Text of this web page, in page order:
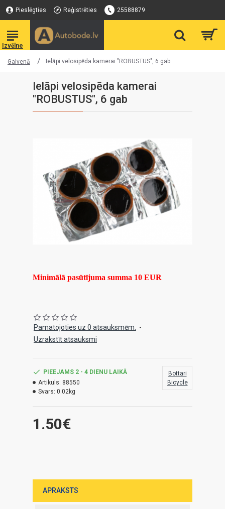
Pieslēgties Reģistrēties 25588879
Galvenā Ielāpi velosipēda kamerai "ROBUSTUS", 6 gab
Ielāpi velosipēda kamerai
"ROBUSTUS", 6 gab
Minimālā pasūtījuma summa 10 EUR
Pamatojoties uz 0 atsauksmēm.
-
Uzrakstīt atsauksmi
1.50€
PIEEJAMS 2 - 4 DIENU LAIKĀ
Artikuls: 88550
Svars: 0.02kg
Bottari
Bicycle
APRAKSTS